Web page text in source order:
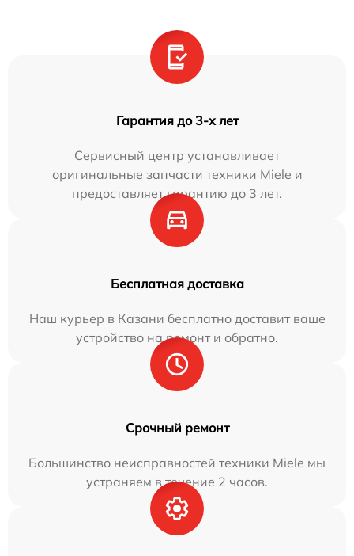
Гарантия до 3-х лет
Сервисный центр устанавливает
оригинальные запчасти техники Miele и
предоставляет гарантию до 3 лет.
Бесплатная доставка
Наш курьер в Казани бесплатно доставит ваше
устройство на ремонт и обратно.
Срочный ремонт
Большинство неисправностей техники Miele мы
устраняем в течение 2 часов.